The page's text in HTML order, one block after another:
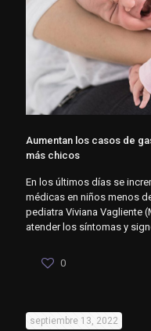
Aumentan los casos de
más chicos
En los últimos días se
médicas en niños menos
pediatra Viviana Vagliente
atender los síntomas y
0
septiembre 13, 2022